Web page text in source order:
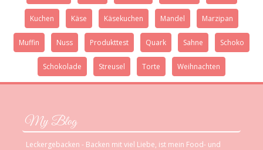
Kuchen Käse Käsekuchen Mandel Marzipan
Muffin Nuss Produkttest Quark Sahne Schoko
Schokolade Streusel Torte Weihnachten
My Blog
Leckergebacken - Backen mit viel Liebe, ist mein Food- und